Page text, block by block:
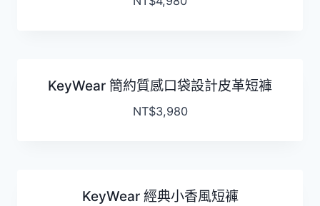
KeyWear 簡約質感口袋設計皮革短褲
NT$3,980
KeyWear 經典小香風短褲